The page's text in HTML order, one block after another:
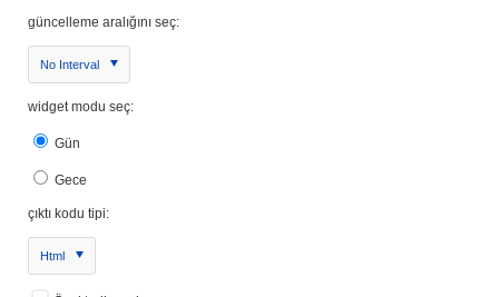
güncelleme aralığını seç:
No Interval
widget modu seç:
Gün
Gece
çıktı kodu tipi:
Html